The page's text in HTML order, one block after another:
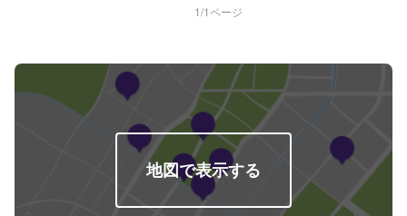
1/1ページ
地図で表示する